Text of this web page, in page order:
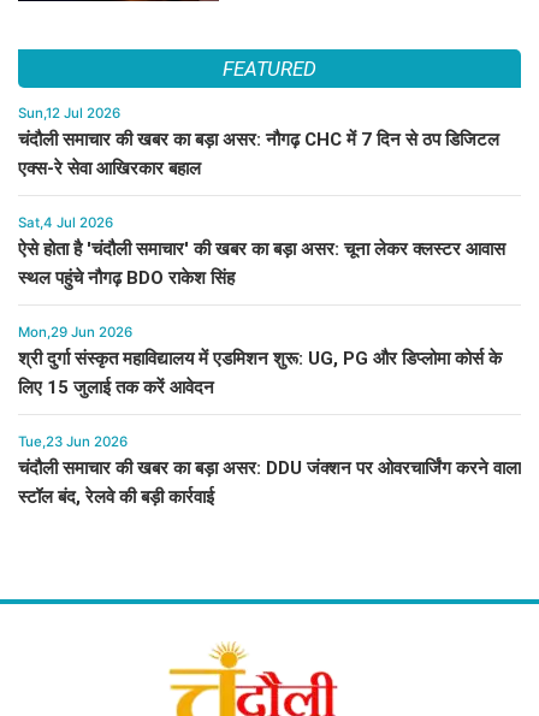
FEATURED
Sun,12 Jul 2026
चंदौली समाचार की खबर का बड़ा असर: नौगढ़ CHC में 7 दिन से ठप डिजिटल
एक्स-रे सेवा आखिरकार बहाल
Sat,4 Jul 2026
ऐसे होता है 'चंदौली समाचार' की खबर का बड़ा असर: चूना लेकर क्लस्टर आवास
स्थल पहुंचे नौगढ़ BDO राकेश सिंह
Mon,29 Jun 2026
श्री दुर्गा संस्कृत महाविद्यालय में एडमिशन शुरू: UG, PG और डिप्लोमा कोर्स के
लिए 15 जुलाई तक करें आवेदन
Tue,23 Jun 2026
चंदौली समाचार की खबर का बड़ा असर: DDU जंक्शन पर ओवरचार्जिंग करने वाला
स्टॉल बंद, रेलवे की बड़ी कार्रवाई